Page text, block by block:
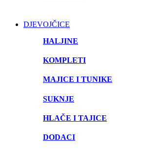
DJEVOJČICE
HALJINE
KOMPLETI
MAJICE I TUNIKE
SUKNJE
HLAČE I TAJICE
DODACI